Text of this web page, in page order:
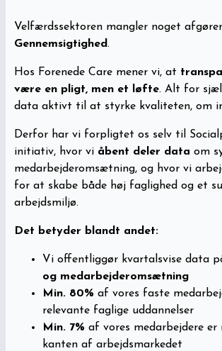
Velfærdssektoren mangler noget
Gennemsigtighed.
Hos Forenede Care mener vi, at
være en pligt, men et løfte. Alt for
data aktivt til at styrke kvaliteten, om
Derfor har vi forpligtet os selv til
initiativ, hvor vi åbent deler data om
medarbejderomsætning, og hvor vi
for at skabe både høj faglighed og et
arbejdsmiljø.
Det betyder blandt andet:
Vi offentliggør kvartalsvise data
og medarbejderomsætning
Min. 80% af vores faste
relevante faglige uddannelser
Min. 7% af vores medarbejdere er
kanten af arbejdsmarkedet